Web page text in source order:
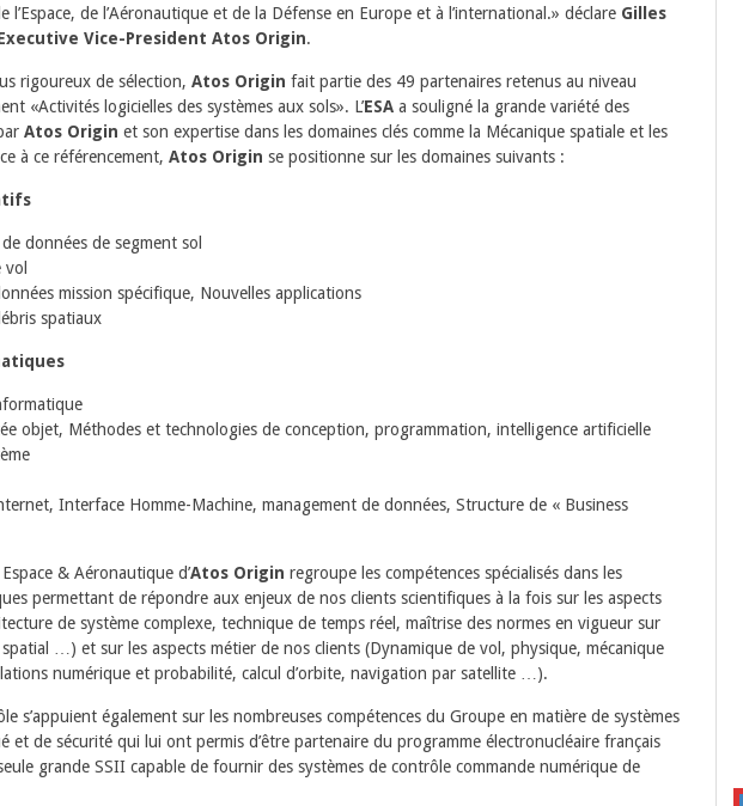
l’Espace, de l’Aéronautique et de la Défense en Europe et à l’international.» déclare Gilles
Vice-President Atos Origin.
rigoureux de sélection, Atos Origin fait partie des 49 partenaires retenus au niveau
«Activités logicielles des systèmes aux sols». L’ESA a souligné la grande variété des
Atos Origin et son expertise dans les domaines clés comme la Mécanique spatiale et les
à ce référencement, Atos Origin se positionne sur les domaines suivants :
données de segment sol
mission spécifique, Nouvelles applications
spatiaux
objet, Méthodes et technologies de conception, programmation, intelligence artificielle
Interface Homme-Machine, management de données, Structure de « Business
& Aéronautique d’Atos Origin regroupe les compétences spécialisés dans les
permettant de répondre aux enjeux de nos clients scientifiques à la fois sur les aspects
de système complexe, technique de temps réel, maîtrise des normes en vigueur sur
spatial …) et sur les aspects métier de nos clients (Dynamique de vol, physique, mécanique
numérique et probabilité, calcul d’orbite, navigation par satellite …).
s’appuient également sur les nombreuses compétences du Groupe en matière de systèmes
et de sécurité qui lui ont permis d’être partenaire du programme électronucléaire français
grande SSII capable de fournir des systèmes de contrôle commande numérique de